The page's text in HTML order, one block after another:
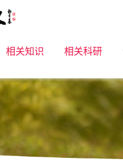
相关知识 相关科研